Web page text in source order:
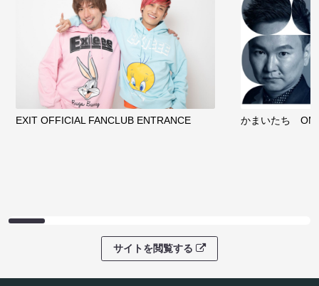
EXIT OFFICIAL FANCLUB ENTRANCE かまいたち
サイトを閲覧する